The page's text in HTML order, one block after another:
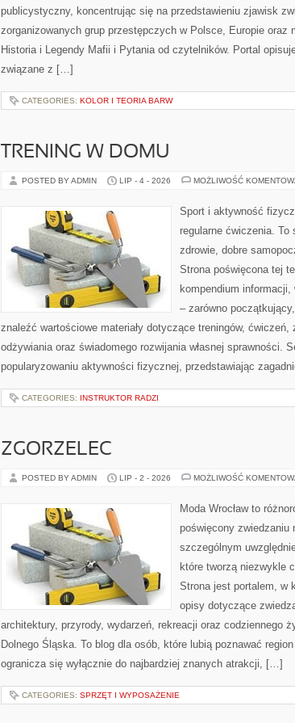
publicystyczny, koncentrując się na przedstawieniu zjawisk
zorganizowanych grup przestępczych w Polsce, Europie oraz
Historia i Legendy Mafii i Pytania od czytelników. Portal
związane z […]
CATEGORIES: KOLOR I TEORIA BARW
TRENING W DOMU
POSTED BY ADMIN LIP - 4 - 2026 MOŻLIWOŚĆ
Sport i aktywność
regularne ćwiczenia.
zdrowie, dobre
Strona poświęcona tej
kompendium
– zarówno
znaleźć wartościowe materiały dotyczące treningów, ćwiczeń,
odżywiania oraz świadomego rozwijania własnej sprawności.
popularyzowaniu aktywności fizycznej, przedstawiając
CATEGORIES: INSTRUKTOR RADZI
ZGORZELEC
POSTED BY ADMIN LIP - 2 - 2026 MOŻLIWOŚĆ
Moda Wrocław to
poświęcony zwiedzaniu
szczególnym
które tworzą niezwykle
Strona jest portalem, w
opisy dotyczące
architektury, przyrody, wydarzeń, rekreacji oraz codziennego
Dolnego Śląska. To blog dla osób, które lubią poznawać region
ogranicza się wyłącznie do najbardziej znanych atrakcji, […]
CATEGORIES: SPRZĘT I WYPOSAŻENIE